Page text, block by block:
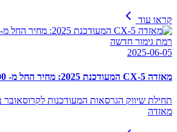
קראו עוד
רמת גימור חדשה
2025-06-05
מאזדה CX-5 המעודכנת 2025: מחיר החל מ- 180,900 ש"ח
תחילת שיווק הגרסאות המעודכנות לקרוסאובר
מאזדה